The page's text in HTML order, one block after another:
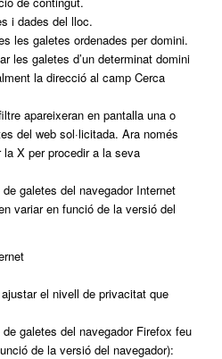
i dades del lloc.
les galetes ordenades per domini.
les galetes d’un determinat domini
la direcció al camp Cerca
apareixeran en pantalla una o
del web sol·licitada. Ara només
X per procedir a la seva
galetes del navegador Internet
variar en funció de la versió del
el nivell de privacitat que
galetes del navegador Firefox feu
de la versió del navegador):